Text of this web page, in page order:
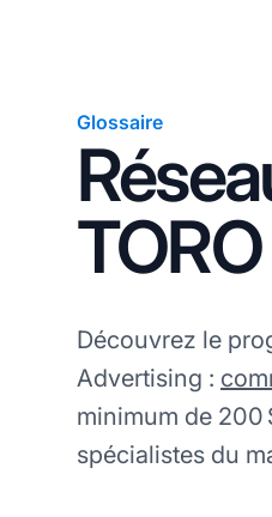
Glossaire
Découvrez le
Advertising :
minimum de 200
spécialistes du